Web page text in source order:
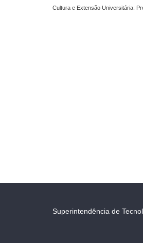
Cultura e Extensão Universitária:
Superintendência de